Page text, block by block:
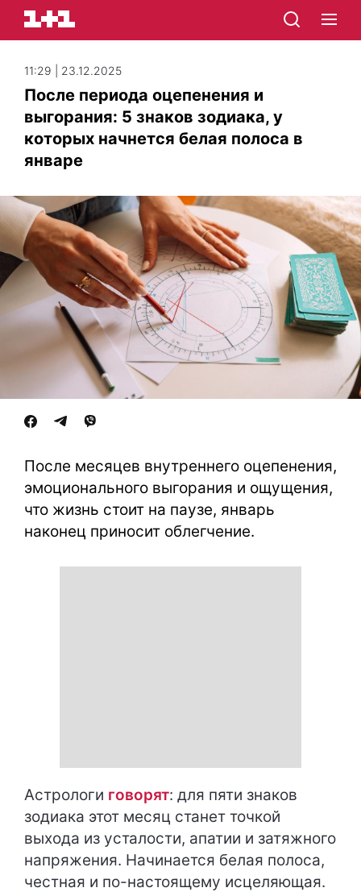
11:29 | 23.12.2025
После периода оцепенения и
выгорания: 5 знаков зодиака, у
которых начнется белая полоса в
январе
После месяцев внутреннего оцепенения,
эмоционального выгорания и ощущения,
что жизнь стоит на паузе, январь
наконец приносит облегчение.
Астрологи говорят: для пяти знаков
зодиака этот месяц станет точкой
выхода из усталости, апатии и затяжного
напряжения. Начинается белая полоса,
честная и по-настоящему исцеляющая.